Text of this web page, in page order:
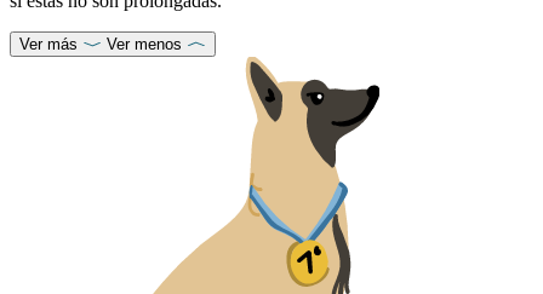
Ver más Ver menos